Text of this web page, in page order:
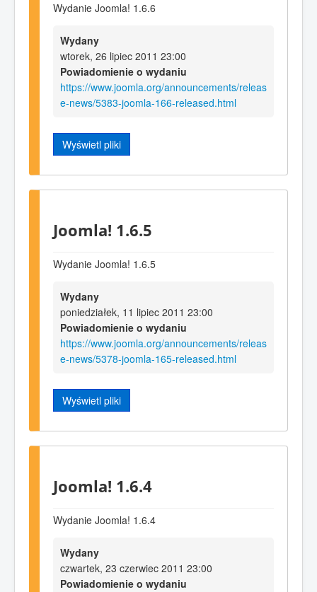
Wydanie Joomla! 1.6.6
Wydany
wtorek, 26 lipiec 2011 23:00
Powiadomienie o wydaniu
https://www.joomla.org/announcements/releas
e-news/5383-joomla-166-released.html
Wyświetl pliki
Joomla! 1.6.5
Wydanie Joomla! 1.6.5
Wydany
poniedziałek, 11 lipiec 2011 23:00
Powiadomienie o wydaniu
https://www.joomla.org/announcements/releas
e-news/5378-joomla-165-released.html
Wyświetl pliki
Joomla! 1.6.4
Wydanie Joomla! 1.6.4
Wydany
czwartek, 23 czerwiec 2011 23:00
Powiadomienie o wydaniu